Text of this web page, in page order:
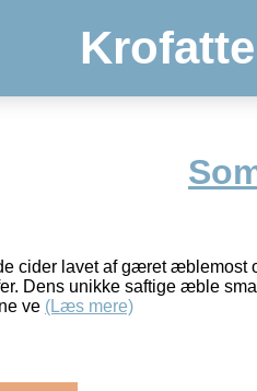
cider lavet af gæret æblemost
Dens unikke saftige æble
ve (Læs mere)